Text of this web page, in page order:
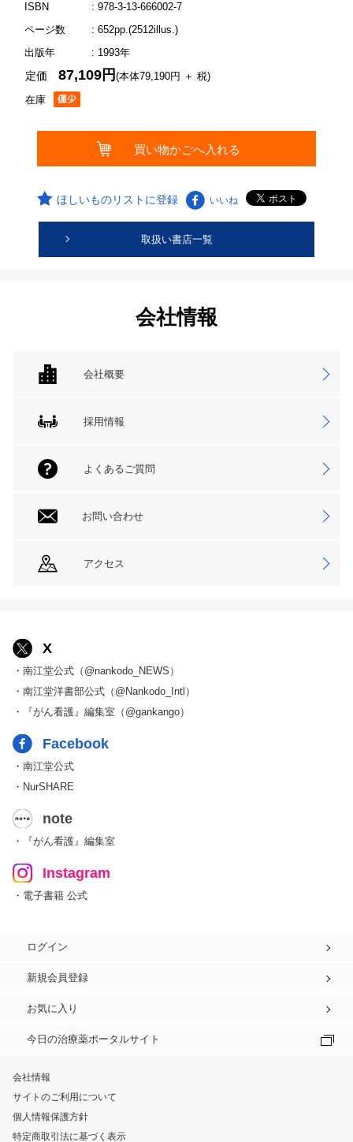
ISBN
: 978-3-13-666002-7
ページ数
: 652pp.(2512illus.)
出版年
: 1993年
在庫
定価87,109円(本体79,190円 ＋ 税)
ほしいものリストに登録 いいね
取扱い書店一覧
会社情報
会社概要
採用情報
よくあるご質問
お問い合わせ
アクセス
X
・南江堂公式（@nankodo_NEWS）
・南江堂洋書部公式（@Nankodo_Intl）
・『がん看護』編集室（@gankango）
Facebook
・南江堂公式
・NurSHARE
note
・『がん看護』編集室
Instagram
・電子書籍 公式
ログイン
新規会員登録
お気に入り
今日の治療薬ポータルサイト
会社情報
サイトのご利用について
個人情報保護方針
特定商取引法に基づく表示